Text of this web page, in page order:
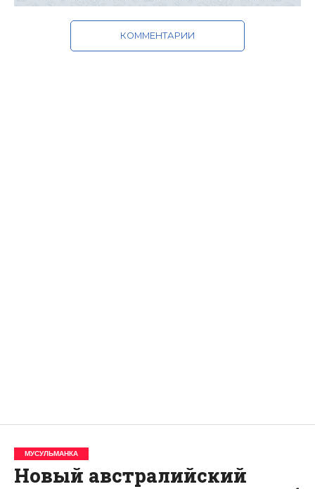
КОММЕНТАРИИ
МУСУЛЬМАНКА
Новый австралийский